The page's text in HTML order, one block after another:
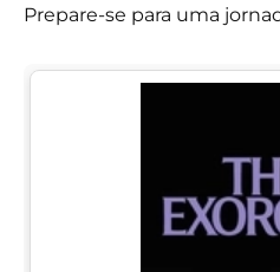
Prepare-se para uma